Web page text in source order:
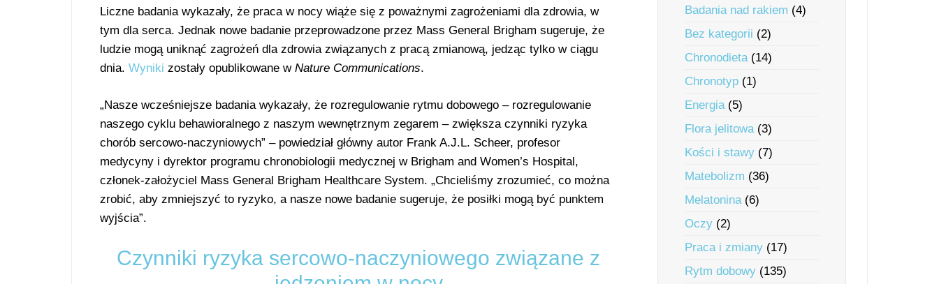
Liczne badania wykazały, że praca w nocy wiąże się z poważnymi zagrożeniami dla zdrowia, w
tym dla serca. Jednak nowe badanie przeprowadzone przez Mass General Brigham sugeruje, że
ludzie mogą uniknąć zagrożeń dla zdrowia związanych z pracą zmianową, jedząc tylko w ciągu
dnia. Wyniki zostały opublikowane w Nature Communications.
„Nasze wcześniejsze badania wykazały, że rozregulowanie rytmu dobowego – rozregulowanie
naszego cyklu behawioralnego z naszym wewnętrznym zegarem – zwiększa czynniki ryzyka
chorób sercowo-naczyniowych” – powiedział główny autor Frank A.J.L. Scheer, profesor
medycyny i dyrektor programu chronobiologii medycznej w Brigham and Women’s Hospital,
członek-założyciel Mass General Brigham Healthcare System. „Chcieliśmy zrozumieć, co można
zrobić, aby zmniejszyć to ryzyko, a nasze nowe badanie sugeruje, że posiłki mogą być punktem
wyjścia”.
Czynniki ryzyka sercowo-naczyniowego związane z
Badania nad rakiem (4)
Bez kategorii (2)
Chronodieta(14)
Chronotyp (1)
Energia(5)
Flora jelitowa(3)
Kości i stawy (7)
Matebolizm (36)
Melatonina(6)
Oczy (2)
Praca i zmiany (17)
Rytm dobowy (135)